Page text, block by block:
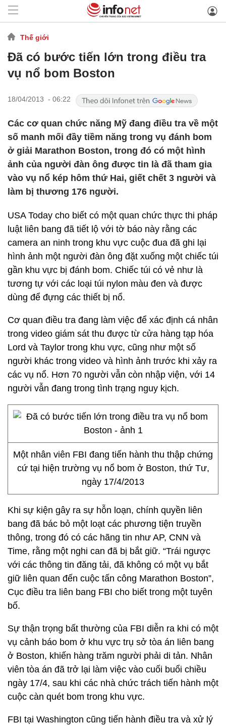
Thế giới
Đã có bước tiến lớn trong điều tra
vụ nổ bom Boston
18/04/2013 - 06:22
Các cơ quan chức năng Mỹ đang điều tra về một
số manh mối đầy tiềm năng trong vụ đánh bom
ở giải Marathon Boston, trong đó có một hình
ảnh của người đàn ông được tin là đã tham gia
vào vụ nổ kép hôm thứ Hai, giết chết 3 người và
làm bị thương 176 người.
USA Today cho biết có một quan chức thực thi pháp
luật liên bang đã tiết lộ với tờ báo này rằng các
camera an ninh trong khu vực cuộc đua đã ghi lại
hình ảnh một người đàn ông đặt xuống một chiếc túi
gần khu vực bị đánh bom. Chiếc túi có vẻ như là
tương tự với các loại túi nylon màu đen và được
dùng để đựng các thiết bị nổ.
Cơ quan điều tra đang làm việc để xác định cá nhân
trong video giám sát thu được từ cửa hàng tạp hóa
Lord và Taylor trong khu vực, cũng như một số
người khác trong video và hình ảnh trước khi xảy ra
các vụ nổ. Hơn 70 người vẫn còn nhập viện, với 14
người vẫn đang trong tình trạng nguy kịch.
Một nhân viên FBI đang tiến hành thu thập chứng
cứ tại hiện trường vụ nổ bom ở Boston, thứ Tư,
ngày 17/4/2013
Khi sự kiện gây ra sự hỗn loạn, chính quyền liên
bang đã bác bỏ một loạt các phương tiện truyền
thông, trong đó có các hãng tin như AP, CNN và
Time, rằng một nghi can đã bị bắt giữ. “Trái ngược
với các thông tin đăng tải, đã không có một vụ bắt
giữ liên quan đến cuộc tấn công Marathon Boston”,
Cục điều tra liên bang FBI cho biết trong một tuyên
bố.
Sự thận trọng bất thường của FBI diễn ra khi có một
vụ cảnh báo bom ở khu vực trụ sở tòa án liên bang
ở Boston, khiến hàng trăm người phải di tản. Nhân
viên tòa án đã trở lại làm việc vào cuối buổi chiều
ngày 17/4, sau khi các nhà chức trách tiến hành một
cuộc càn quét bom trong khu vực.
FBI tại Washington cũng tiến hành điều tra và xử lý